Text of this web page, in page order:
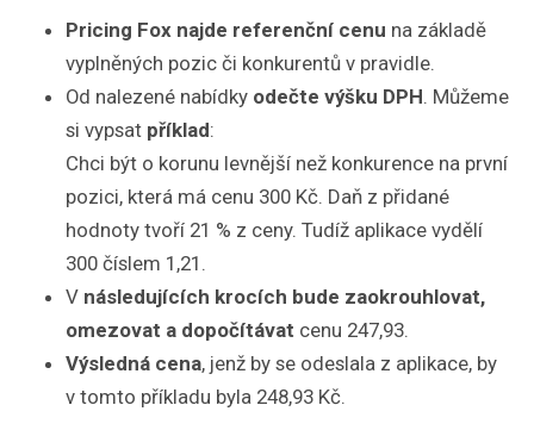
Pricing Fox najde referenční cenu na základě
vyplněných pozic či konkurentů v pravidle.
Od nalezené nabídky odečte výšku DPH. Můžeme
si vypsat příklad:
Chci být o korunu levnější než konkurence na první
pozici, která má cenu 300 Kč. Daň z přidané
hodnoty tvoří 21 % z ceny. Tudíž aplikace vydělí
300 číslem 1,21.
V následujících krocích bude zaokrouhlovat,
omezovat a dopočítávat cenu 247,93.
Výsledná cena, jenž by se odeslala z aplikace, by
v tomto příkladu byla 248,93 Kč.